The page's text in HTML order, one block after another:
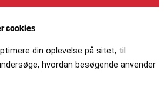
cookies
din oplevelse på sitet, til
hvordan besøgende anvender